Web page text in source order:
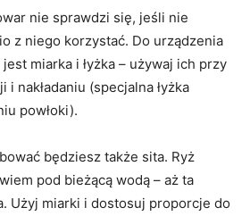
nie sprawdzi się, jeśli nie
z niego korzystać. Do urządzenia
miarka i łyżka – używaj ich przy
nakładaniu (specjalna łyżka
powłoki).
będziesz także sita. Ryż
pod bieżącą wodą – aż ta
Użyj miarki i dostosuj proporcje do